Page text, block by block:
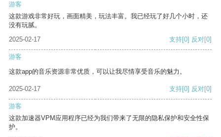
游客
这款游戏非常好玩，画面精美，玩法丰富。我已经玩了好几个小时，还
没有玩腻。
2025-02-17
支持[0] 反对[0]
游客
这款app的音乐资源非常优质，可以让我尽情享受音乐的魅力。
2025-02-17 支持[0] 反对[0]
游客
这款加速器VPM应用程序已经为我们带来了无限的隐私保护和安全性保
护。